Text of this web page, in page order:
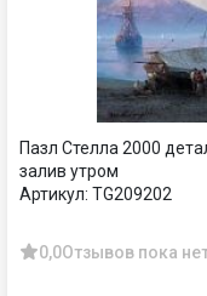
Пазл Стелла 2000
залив утром
Артикул: TG209202
0,0Отзывов пока